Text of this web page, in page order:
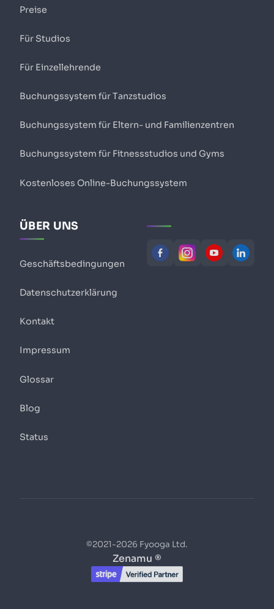
Preise
Für Studios
Für Einzellehrende
Buchungssystem für Tanzstudios
Buchungssystem für Eltern- und Familienzentren
Buchungssystem für Fitnessstudios und Gyms
Kostenloses Online-Buchungssystem
ÜBER UNS
Geschäftsbedingungen
Datenschutzerklärung
Kontakt
Impressum
Glossar
Blog
Status
©2021-2026 Fyooga Ltd.
Zenamu ®